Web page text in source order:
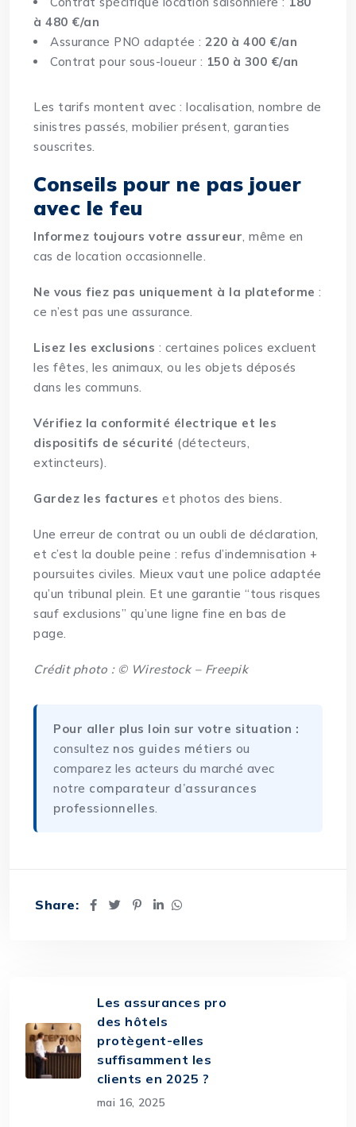
à 480 €/an
Assurance PNO adaptée :220 à 400 €/an
Contrat pour sous-loueur : 150 à 300 €/an
Les tarifs montent avec : localisation, nombre de
sinistres passés, mobilier présent, garanties
souscrites.
Conseils pour ne pas jouer
avec le feu
Informez toujours votre assureur, même en
cas de location occasionnelle.
Ne vous fiez pas uniquement à la plateforme :
ce n’est pas une assurance.
Lisez les exclusions : certaines polices excluent
les fêtes, les animaux, ou les objets déposés
dans les communs.
Vérifiez la conformité électrique et les
dispositifs de sécurité (détecteurs,
extincteurs).
Gardez les factures et photos des biens.
Une erreur de contrat ou un oubli de déclaration,
et c’est la double peine : refus d’indemnisation +
poursuites civiles. Mieux vaut une police adaptée
qu’un tribunal plein. Et une garantie “tous risques
sauf exclusions” qu’une ligne fine en bas de
page.
Crédit photo : © Wirestock – Freepik
Pour aller plus loin sur votre situation :
consultez nos guides métiers ou
comparez les acteurs du marché avec
notre comparateur d’assurances
professionnelles.
Share:
Les assurances pro
des hôtels
protègent-elles
suffisamment les
clients en 2025 ?
mai 16, 2025